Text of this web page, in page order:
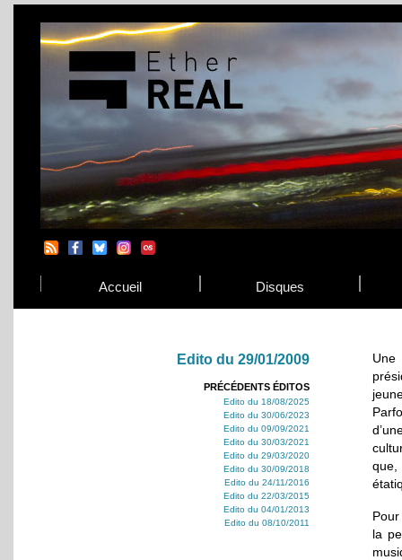
Accueil Disques
Edito du 29/01/2009
PRÉCÉDENTS ÉDITOS
Edito du 18/08/2025
Edito du 30/06/2023
Edito du 09/09/2021
Edito du 30/03/2021
Edito du 29/03/2020
Edito du 30/09/2018
Edito du 24/11/2016
Edito du 22/03/2015
Edito du 04/01/2013
Edito du 08/10/2011
Une
que,
la